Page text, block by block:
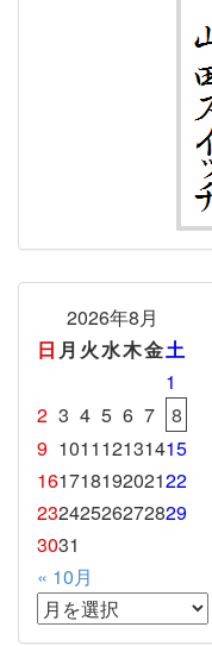
2026年8月
日 月 火水木金土
1
2 3 4 5 6 7
8
9 101112131415
16171819202122
23242526272829
3031
« 10月